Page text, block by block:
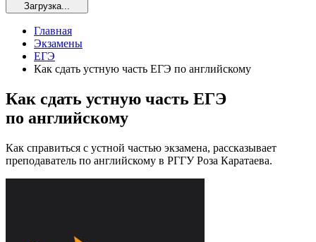
Загрузка...
Главная
Экзамены
ЕГЭ
Как сдать устную часть ЕГЭ по английскому
Как сдать устную часть ЕГЭ
по английскому
Как справиться с устной частью экзамена, рассказывает
преподаватель по английскому в РГГУ Роза Каратаева.